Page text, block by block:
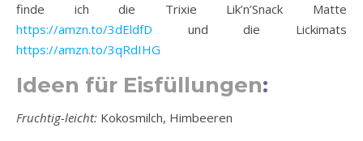
finde ich die Trixie Lik’n’Snack Matte
https://amzn.to/3dEldfD und die Lickimats
https://amzn.to/3qRdIHG
Ideen für Eisfüllungen:
Fruchtig-leicht: Kokosmilch, Himbeeren